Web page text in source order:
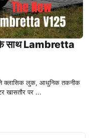
के साथ Lambretta
क्लासिक लुक, आधुनिक तकनीक
खासतौर पर ...